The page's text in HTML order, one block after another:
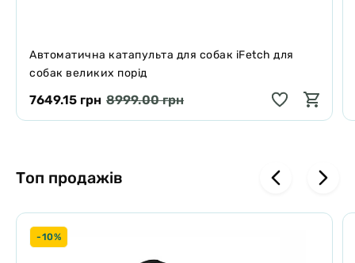
Автоматична катапульта для собак iFetch для
собак великих порід
7649.15 грн 8999.00 грн
Топ продажів
-10%